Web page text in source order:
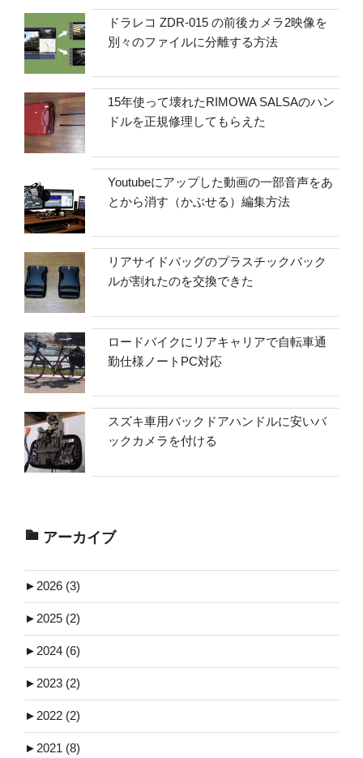
ドラレコ ZDR-015 の前後カメラ2映像を
別々のファイルに分離する方法
15年使って壊れたRIMOWA SALSAのハン
ドルを正規修理してもらえた
Youtubeにアップした動画の一部音声をあ
とから消す（かぶせる）編集方法
リアサイドバッグのプラスチックバック
ルが割れたのを交換できた
ロードバイクにリアキャリアで自転車通
勤仕様ノートPC対応
スズキ車用バックドアハンドルに安いバ
ックカメラを付ける
アーカイブ
► 2026 (3)
► 2025 (2)
► 2024 (6)
► 2023 (2)
► 2022 (2)
► 2021 (8)